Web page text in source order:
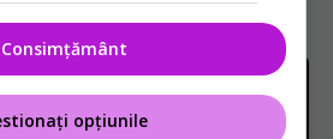
Consimțământ
opțiunile